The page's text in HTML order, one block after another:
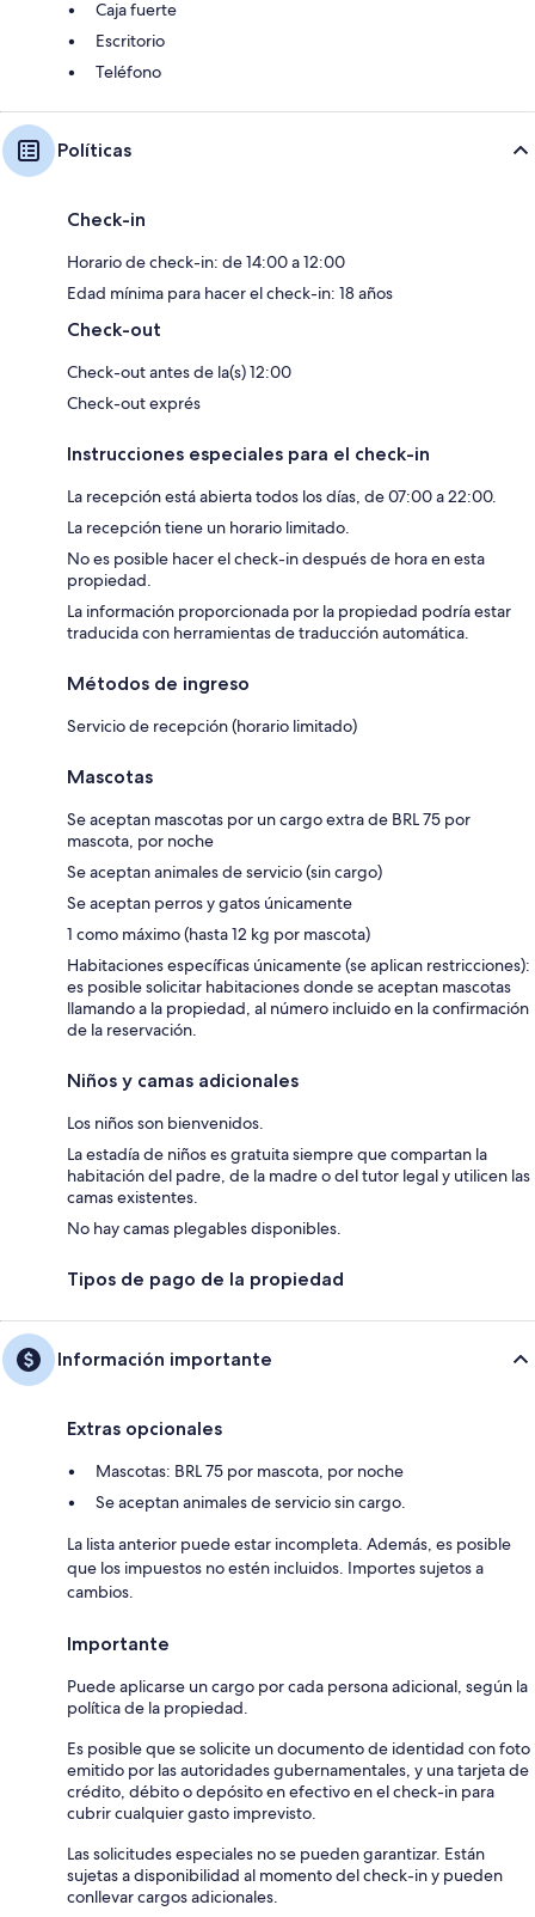
Caja fuerte
Escritorio
Teléfono
Políticas
Check-in
Horario de check-in: de 14:00 a 12:00
Edad mínima para hacer el check-in: 18 años
Check-out
Check-out antes de la(s) 12:00
Check-out exprés
Instrucciones especiales para el check-in
La recepción está abierta todos los días, de 07:00 a 22:00.
La recepción tiene un horario limitado.
No es posible hacer el check-in después de hora en esta
propiedad.
La información proporcionada por la propiedad podría estar
traducida con herramientas de traducción automática.
Métodos de ingreso
Servicio de recepción (horario limitado)
Mascotas
Se aceptan mascotas por un cargo extra de BRL 75 por
mascota, por noche
Se aceptan animales de servicio (sin cargo)
Se aceptan perros y gatos únicamente
1 como máximo (hasta 12 kg por mascota)
Habitaciones específicas únicamente (se aplican restricciones):
es posible solicitar habitaciones donde se aceptan mascotas
llamando a la propiedad, al número incluido en la confirmación
de la reservación.
Niños y camas adicionales
Los niños son bienvenidos.
La estadía de niños es gratuita siempre que compartan la
habitación del padre, de la madre o del tutor legal y utilicen las
camas existentes.
No hay camas plegables disponibles.
Tipos de pago de la propiedad
Información importante
Extras opcionales
Mascotas: BRL 75 por mascota, por noche
Se aceptan animales de servicio sin cargo.
La lista anterior puede estar incompleta. Además, es posible
que los impuestos no estén incluidos. Importes sujetos a
cambios.
Importante
Puede aplicarse un cargo por cada persona adicional, según la
política de la propiedad.
Es posible que se solicite un documento de identidad con foto
emitido por las autoridades gubernamentales, y una tarjeta de
crédito, débito o depósito en efectivo en el check-in para
cubrir cualquier gasto imprevisto.
Las solicitudes especiales no se pueden garantizar. Están
sujetas a disponibilidad al momento del check-in y pueden
conllevar cargos adicionales.